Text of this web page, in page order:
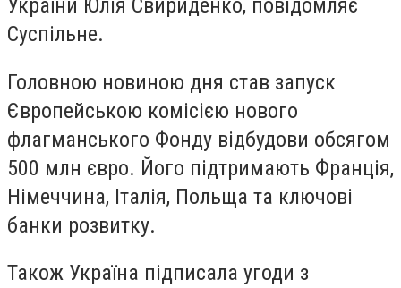
України Юлія Свириденко, повідомляє
Суспільне.
Головною новиною дня став запуск
Європейською комісією нового
флагманського Фонду відбудови обсягом
500 млн євро. Його підтримають Франція,
Німеччина, Італія, Польща та ключові
банки розвитку.
Також Україна підписала угоди з